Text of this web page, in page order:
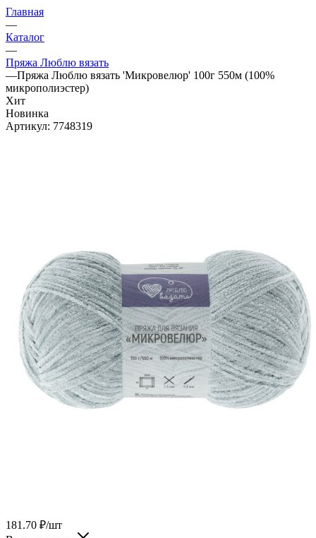
Главная
—
Каталог
—
Пряжа Люблю вязать
—Пряжа Люблю вязать 'Микровелюр' 100г 550м (100%
микрополиэстер)
Хит
Новинка
Артикул: 7748319
181.70 ₽/шт